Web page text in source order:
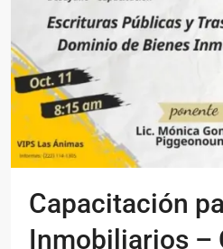
Capacitación
Inmobiliarios –